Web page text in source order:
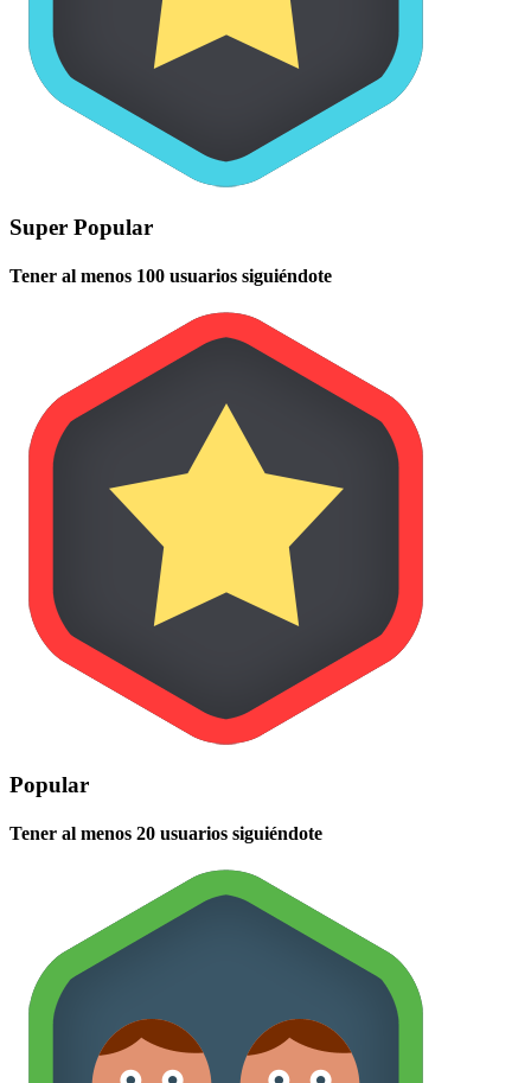
Super Popular
Tener al menos 100 usuarios siguiéndote
Popular
Tener al menos 20 usuarios siguiéndote